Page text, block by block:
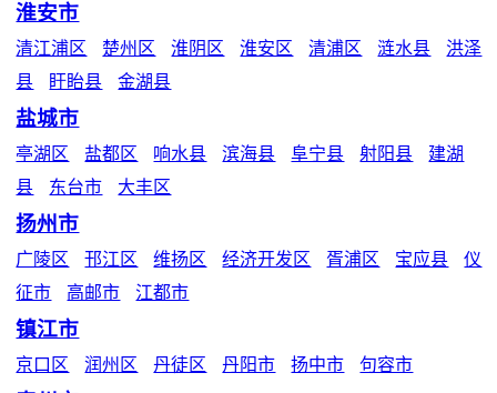
淮安市
清江浦区 楚州区 淮阴区 淮安区 清浦区 涟水县
洪泽
县
盱眙县 金湖县
盐城市
亭湖区 盐都区 响水县 滨海县 阜宁县 射阳县
建湖
县
东台市 大丰区
扬州市
广陵区 邗江区 维扬区 经济开发区 胥浦区 宝应县
仪
征市
高邮市 江都市
镇江市
京口区 润州区 丹徒区 丹阳市 扬中市 句容市